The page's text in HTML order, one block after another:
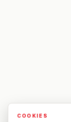
COOKIES